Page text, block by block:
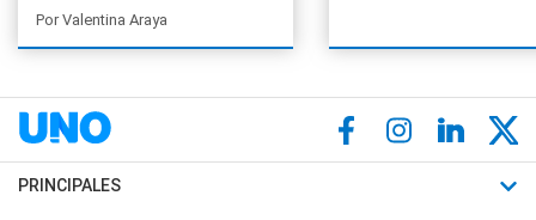
PorValentina Araya
PRINCIPALES